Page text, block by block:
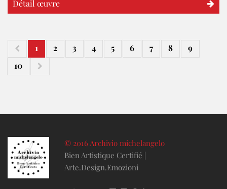
Détail œuvre
1 2 3 4 5 6 7 8
9
10
© 2016 Archivio michelangelo
Bien Artistique Certifié |
Arte.Design.Emozioni